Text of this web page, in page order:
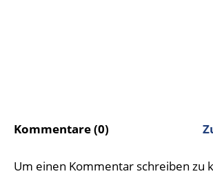
Kommentare (0)
Um einen Kommentar schreiben zu